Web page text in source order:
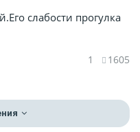
слабости прогулка
1 1605